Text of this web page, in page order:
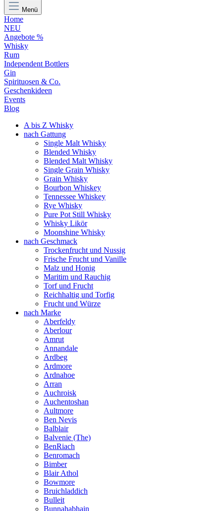
Menü
Home
NEU
Angebote %
Whisky
Rum
Independent Bottlers
Gin
Spirituosen & Co.
Geschenkideen
Events
Blog
A bis Z Whisky
nach Gattung
Single Malt Whisky
Blended Whisky
Blended Malt Whisky
Single Grain Whisky
Grain Whisky
Bourbon Whiskey
Tennessee Whiskey
Rye Whisky
Pure Pot Still Whisky
Whisky Likör
Moonshine Whisky
nach Geschmack
Trockenfrucht und Nussig
Frische Frucht und Vanille
Malz und Honig
Maritim und Rauchig
Torf und Frucht
Reichhaltig und Torfig
Frucht und Würze
nach Marke
Aberfeldy
Aberlour
Amrut
Annandale
Ardbeg
Ardmore
Ardnahoe
Arran
Auchroisk
Auchentoshan
Aultmore
Ben Nevis
Balblair
Balvenie (The)
BenRiach
Benromach
Bimber
Blair Athol
Bowmore
Bruichladdich
Bulleit
Bunnahabhain